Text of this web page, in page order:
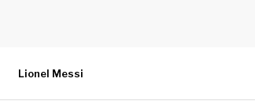
Lionel Messi